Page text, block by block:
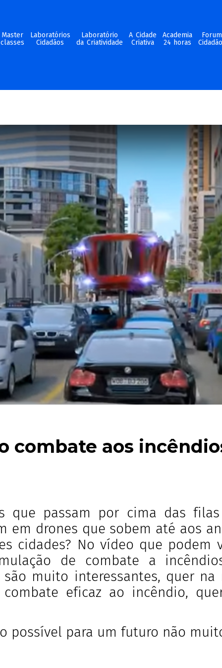
Master
classes
Laboratórios
Cidadãos
Laboratório
da Criatividade
A Cidade
Criativa
Academia
24 horas
Forum
combate aos
que passam por cima das
em drones que sobem até aos
cidades? No vídeo que podem
de combate a
muito interessantes, quer
eficaz ao incêndio,
possível para um futuro não